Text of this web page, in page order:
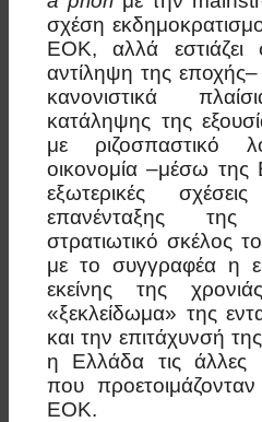
σχέση
ΕΟΚ, αλλά
αντίληψη της
κανονιστικά
κατάληψης της
με ριζοσπαστικό
οικονομία –μέσω
εξωτερικές
επανένταξης
στρατιωτικό σκέλος
με το συγγραφέα η
εκείνης της
«ξεκλείδωμα» της
και την επιτάχυνσή
η Ελλάδα τις άλλες
που
ΕΟΚ.